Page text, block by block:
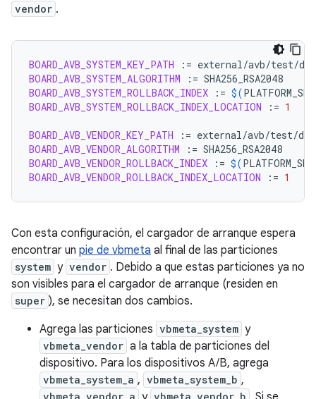
vendor .
BOARD_AVB_SYSTEM_KEY_PATH
:=
BOARD_AVB_SYSTEM_ALGORITHM
:=
BOARD_AVB_SYSTEM_ROLLBACK_INDEX
:= $(
BOARD_AVB_SYSTEM_ROLLBACK_INDEX_LOCATION
:= 1
BOARD_AVB_VENDOR_KEY_PATH
:=
BOARD_AVB_VENDOR_ALGORITHM
:=
BOARD_AVB_VENDOR_ROLLBACK_INDEX
:= $(
BOARD_AVB_VENDOR_ROLLBACK_INDEX_LOCATION
:= 1
Con esta configuración, el cargador de arranque espera
encontrar un pie de vbmeta al final de las particiones
system y vendor . Debido a que estas particiones ya no
son visibles para el cargador de arranque (residen en
super ), se necesitan dos cambios.
Agrega las particiones vbmeta_system y
vbmeta_vendor a la tabla de particiones del
dispositivo. Para los dispositivos A/B, agrega
vbmeta_system_a , vbmeta_system_b ,